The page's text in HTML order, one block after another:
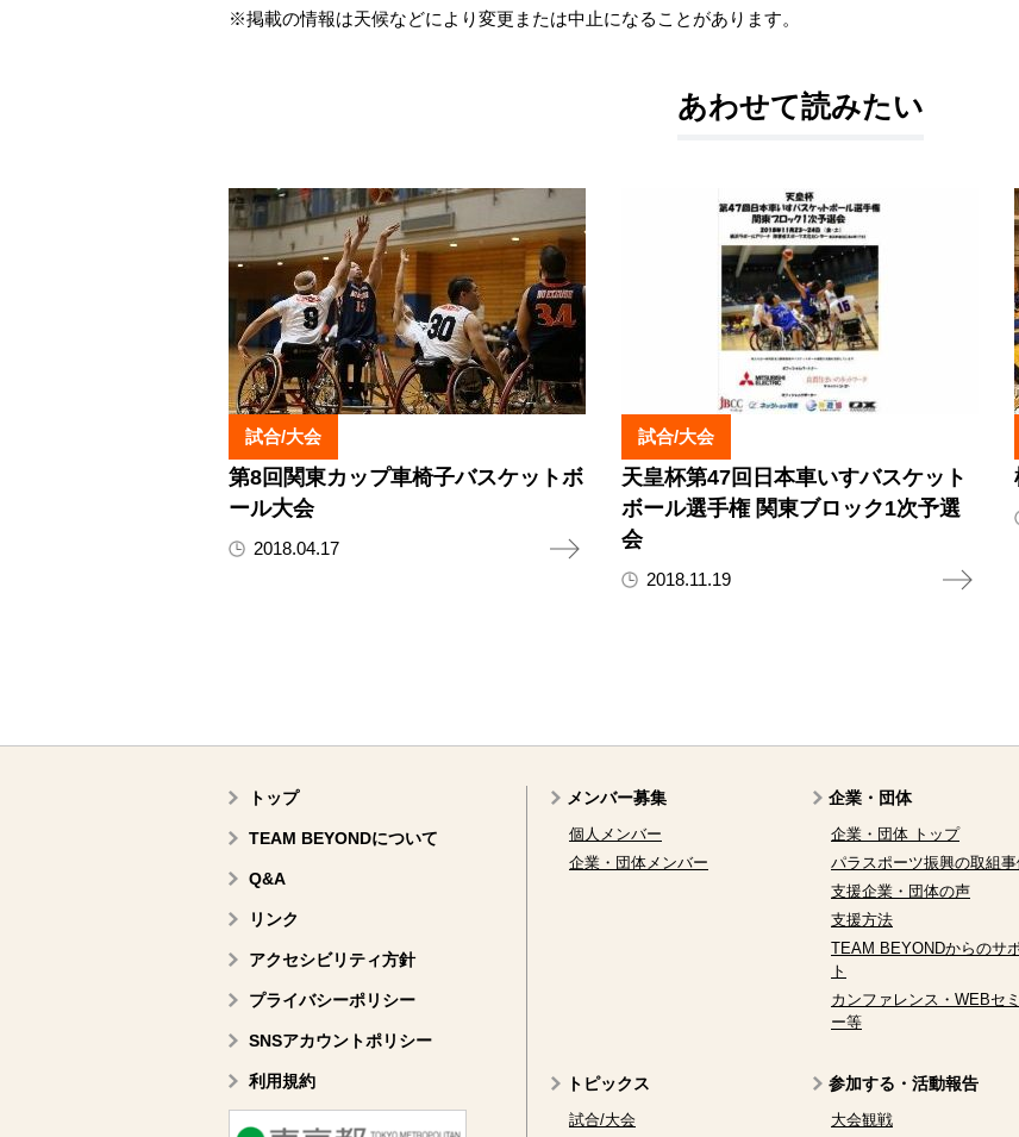
※掲載の情報は天候などにより変更または中止になることがあります。
あわせて読みたい
試合/大会
第8回関東カップ車椅子バスケットボ
ール大会
2018.04.17
試合/大会
天皇杯第47回日本車いすバスケット
ボール選手権 関東ブロック1次予選
会
2018.11.19
トップ
TEAM BEYONDについて
Q&A
リンク
アクセシビリティ方針
プライバシーポリシー
SNSアカウントポリシー
利用規約
メンバー募集
個人メンバー
企業・団体メンバー
企業・団体
企業・団体 トップ
パラスポーツ振興の取組
支援企業・団体の声
支援方法
TEAM BEYONDからのサ
ト
カンファレンス・WEBセ
ー等
トピックス
試合/大会
参加する・活動報告
大会観戦